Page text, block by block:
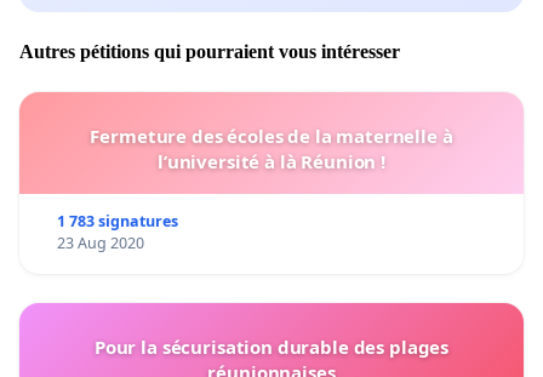
Autres pétitions qui pourraient vous intéresser
Fermeture des écoles de la maternelle à
l’université à là Réunion !
1 783 signatures
23 Aug 2020
Pour la sécurisation durable des plages